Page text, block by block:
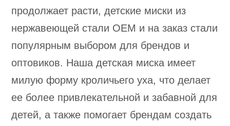
продолжает расти, детские миски из
нержавеющей стали OEM и на заказ стали
популярным выбором для брендов и
оптовиков. Наша детская миска имеет
милую форму кроличьего уха, что делает
ее более привлекательной и забавной для
детей, а также помогает брендам создать